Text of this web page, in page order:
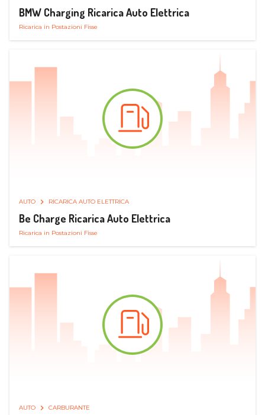
BMW Charging Ricarica Auto Elettrica
Ricarica in Postazioni Fisse
AUTO RICARICA AUTO ELETTRICA
Be Charge Ricarica Auto Elettrica
Ricarica in Postazioni Fisse
AUTO CARBURANTE